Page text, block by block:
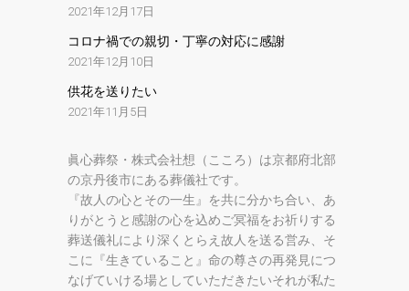
2021年12月17日
コロナ禍での親切・丁寧の対応に感謝
2021年12月10日
供花を送りたい
2021年11月5日
眞心葬祭・株式会社想（こころ）は京都府北部
の京丹後市にある葬儀社です。
『故人の心とその一生』を共に分かち合い、あ
りがとうと感謝の心を込めご冥福をお祈りする
葬送儀礼により深くとらえ故人を送る営み、そ
こに『生きていること』命の尊さの再発見につ
なげていける場としていただきたいそれが私た